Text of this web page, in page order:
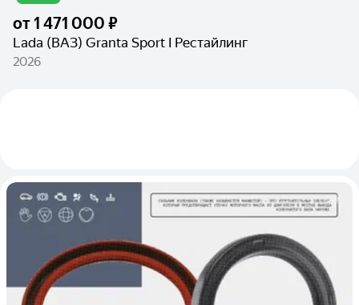
от1 471 000 ₽
Lada (ВАЗ) Granta Sport I Рестайлинг
2026